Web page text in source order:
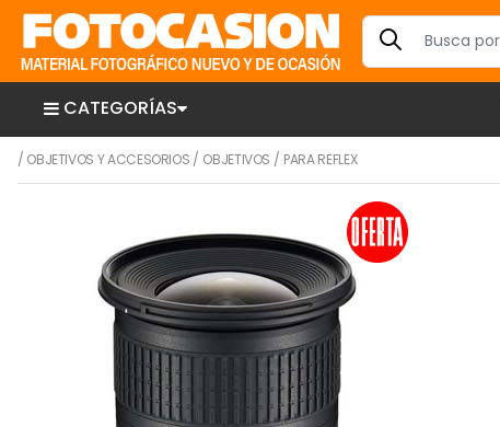
CATEGORÍAS
/ OBJETIVOS Y ACCESORIOS / OBJETIVOS / PARA REFLEX